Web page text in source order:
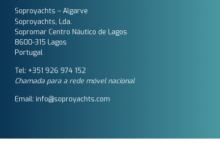
Soproyachts – Algarve
Soproyachts, Lda.
Sopromar Centro Náutico de Lagos
8600-315 Lagos
Portugal
Tel: +351 926 974 152
Chamada para a rede móvel nacional
Email: info@soproyachts.com
Soproyachts – Lisboa